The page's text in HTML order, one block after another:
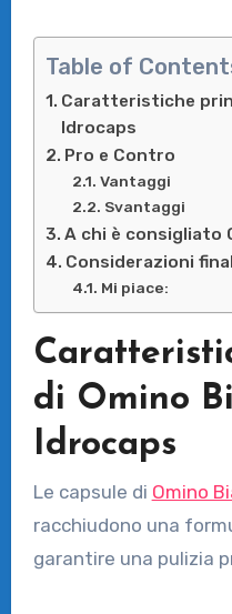
Table of
Caratteristiche
Idrocaps
Pro e Contro
Vantaggi
Svantaggi
A chi è consigliato
Considerazioni
Mi piace:
di Omino
Idrocaps
Le capsule di Omino
racchiudono una
garantire una pulizia